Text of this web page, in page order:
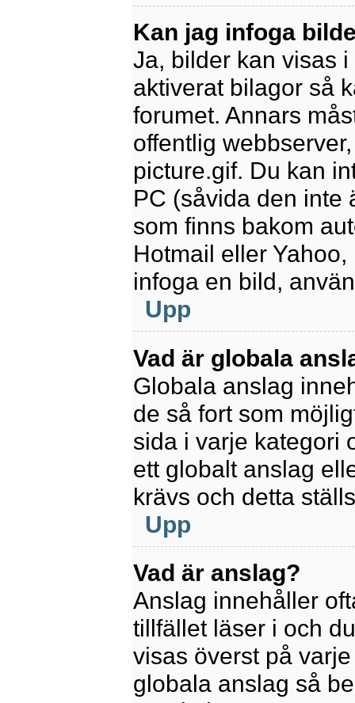
Kan jag infoga
Ja, bilder kan visas
aktiverat bilagor så
forumet. Annars
offentlig
picture.gif. Du kan
PC (såvida den inte
som finns bakom
Hotmail eller
infoga en bild,
Upp
Vad är globala
Globala anslag
de så fort som
sida i varje kategori
ett globalt anslag
krävs och detta
Upp
Vad är anslag?
Anslag innehåller
tillfället läser i och
visas överst på
globala anslag så